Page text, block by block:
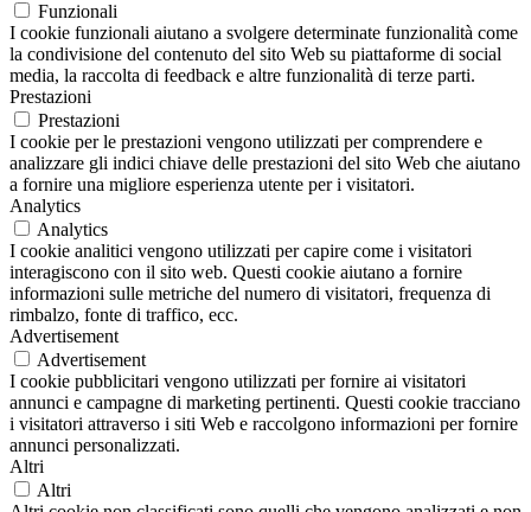
Funzionali
I cookie funzionali aiutano a svolgere determinate funzionalità come
la condivisione del contenuto del sito Web su piattaforme di social
media, la raccolta di feedback e altre funzionalità di terze parti.
Prestazioni
Prestazioni
I cookie per le prestazioni vengono utilizzati per comprendere e
analizzare gli indici chiave delle prestazioni del sito Web che aiutano
a fornire una migliore esperienza utente per i visitatori.
Analytics
Analytics
I cookie analitici vengono utilizzati per capire come i visitatori
interagiscono con il sito web. Questi cookie aiutano a fornire
informazioni sulle metriche del numero di visitatori, frequenza di
rimbalzo, fonte di traffico, ecc.
Advertisement
Advertisement
I cookie pubblicitari vengono utilizzati per fornire ai visitatori
annunci e campagne di marketing pertinenti. Questi cookie tracciano
i visitatori attraverso i siti Web e raccolgono informazioni per fornire
annunci personalizzati.
Altri
Altri